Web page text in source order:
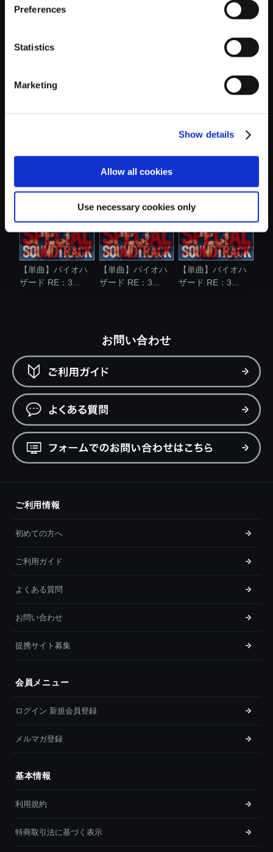
Preferences
Statistics
Marketing
Show details
Allow all cookies
Use necessary cookies only
おすすめ商品
【単曲】バイオハ
ザード RE：3...
【単曲】バイオハ
ザード RE：3...
【単曲】バイオハ
ザード RE：3...
お問い合わせ
ご利用情報
初めての方へ
ご利用ガイド
よくある質問
お問い合わせ
提携サイト募集
会員メニュー
ログイン 新規会員登録
メルマガ登録
基本情報
利用規約
特商取引法に基づく表示